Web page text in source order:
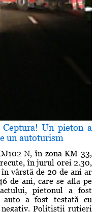
Un pieton a
un autoturism
N, în zona KM 33,
în jurul orei 2.30,
vârstă de 20 de ani ar
de ani, care se afla pe
pietonul a fost
auto a fost testată cu
Poliţiştii rutieri